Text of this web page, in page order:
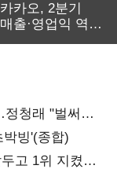
카카오, 2분기
매출·영업익 역대
청래 "벌써
빙'(종합)
고 1위 지켰다